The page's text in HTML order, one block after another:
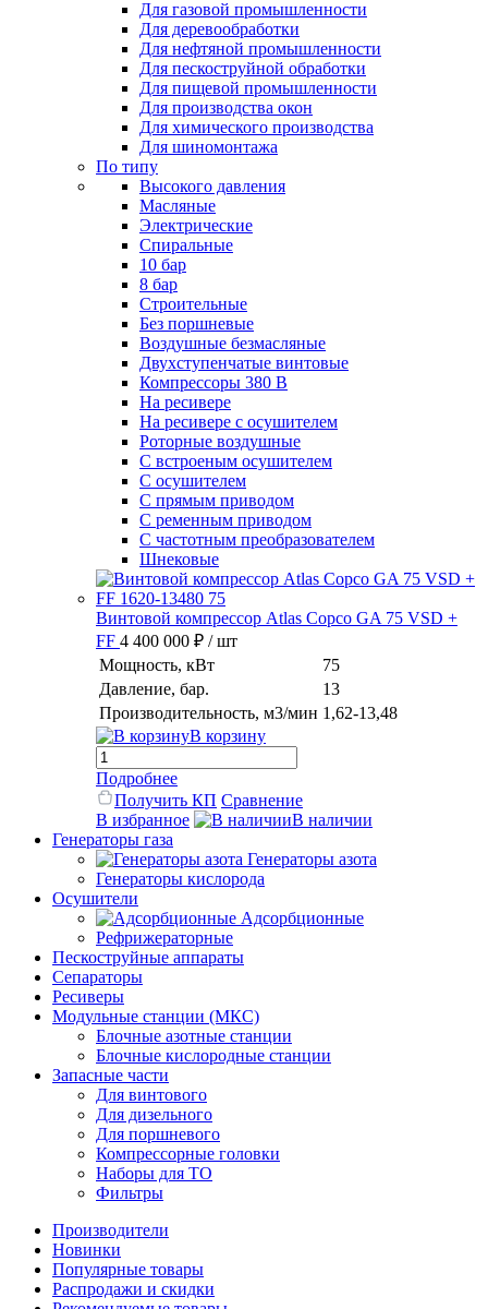
Для газовой промышленности
Для деревообработки
Для нефтяной промышленности
Для пескоструйной обработки
Для пищевой промышленности
Для производства окон
Для химического производства
Для шиномонтажа
По типу
Высокого давления
Масляные
Электрические
Спиральные
10 бар
8 бар
Cтроительные
Без поршневые
Воздушные безмасляные
Двухступенчатые винтовые
Компрессоры 380 В
На ресивере
На ресивере с осушителем
Роторные воздушные
С встроеным осушителем
С осушителем
С прямым приводом
С ременным приводом
С частотным преобразователем
Шнековые
Винтовой компрессор Atlas Copco GA 75 VSD +
FF 4 400 000 ₽ / шт
Мощность, кВт
75
Давление, бар.
13
Производительность, м3/мин 1,62-13,48
В корзину
Подробнее
Получить КП Сравнение
В избранное
В наличии
Генераторы газа
Генераторы азота
Генераторы кислорода
Осушители
Адсорбционные
Рефрижераторные
Пескоструйные аппараты
Сепараторы
Ресиверы
Модульные станции (МКС)
Блочные азотные станции
Блочные кислородные станции
Запасные части
Для винтового
Для дизельного
Для поршневого
Компрессорные головки
Наборы для ТО
Фильтры
Производители
Новинки
Популярные товары
Распродажи и скидки